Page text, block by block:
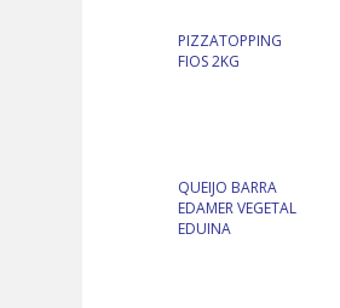
PIZZATOPPING
FIOS 2KG
QUEIJO BARRA
EDAMER VEGETAL
EDUINA